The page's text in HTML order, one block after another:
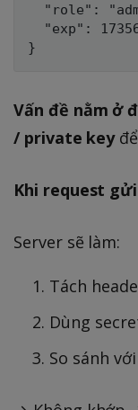
"role":
"exp":
Vấn đề nằm ở
/ private key
Khi request
Server sẽ làm:
Tách
Dùng
So sánh